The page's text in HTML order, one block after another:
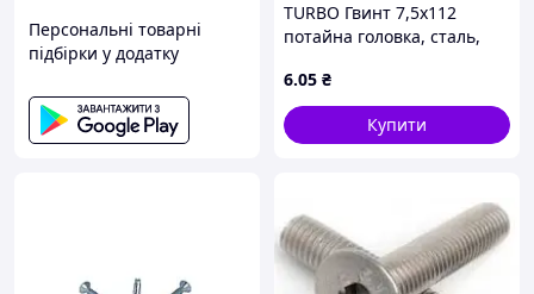
Персональні товарні
підбірки у додатку
TURBO Гвинт 7,5х112
потайна головка, сталь,
6.05 ₴
Купити